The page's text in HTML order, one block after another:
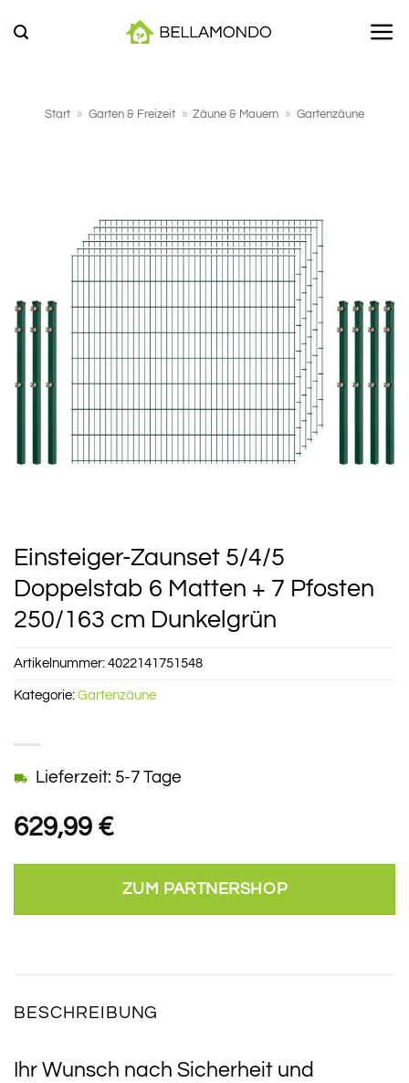
Inhalt
Start » Garten & Freizeit » Zäune & Mauern » Gartenzäune
Einsteiger-Zaunset 5/4/5
Doppelstab 6 Matten + 7 Pfosten
250/163 cm Dunkelgrün
629,99 €
Lieferzeit: 5-7 Tage
ZUM PARTNERSHOP
Artikelnummer: 4022141751548
Kategorie: Gartenzäune
BESCHREIBUNG
Ihr Wunsch nach Sicherheit und